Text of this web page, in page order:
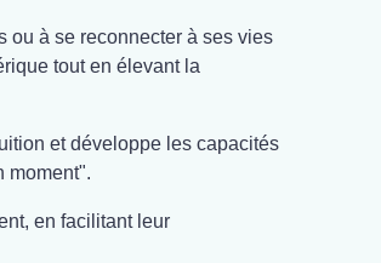
ou à se reconnecter à ses vies
tout en élevant la
et développe les capacités
moment".
en facilitant leur